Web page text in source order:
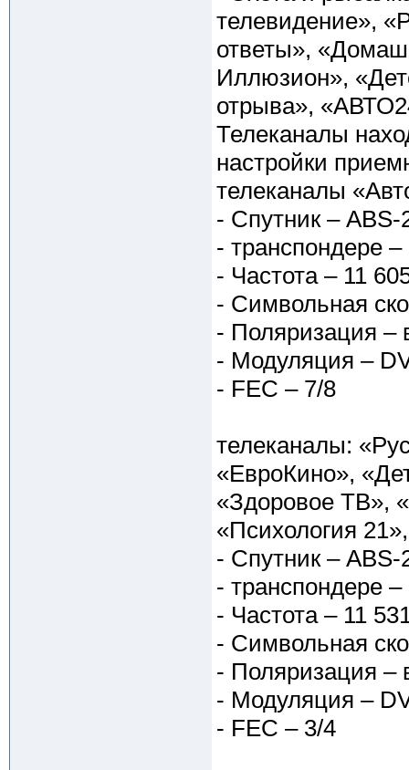
телевидение»,
ответы»,
Иллюзион»,
отрыва»,
Телеканалы
настройки
телеканалы
- Спутник – ABS-
- транспондере
- Частота – 11
- Символьная
- Поляризация –
- Модуляция –
- FEC – 7/8
телеканалы:
«ЕвроКино»,
«Здоровое ТВ»,
«Психология
- Спутник – ABS-
- транспондере
- Частота – 11
- Символьная
- Поляризация –
- Модуляция –
- FEC – 3/4